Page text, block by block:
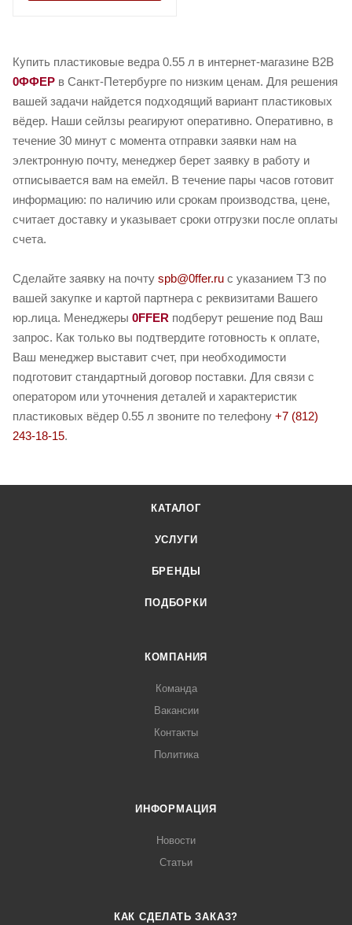
Купить пластиковые ведра 0.55 л в интернет-магазине B2B
0ФФЕР в Санкт-Петербурге по низким ценам. Для решения
вашей задачи найдется подходящий вариант пластиковых
вёдер. Наши сейлзы реагируют оперативно. Оперативно, в
течение 30 минут с момента отправки заявки нам на
электронную почту, менеджер берет заявку в работу и
отписывается вам на емейл. В течение пары часов готовит
информацию: по наличию или срокам производства, цене,
считает доставку и указывает сроки отгрузки после оплаты
счета.
Сделайте заявку на почту spb@0ffer.ru с указанием ТЗ по
вашей закупке и картой партнера с реквизитами Вашего
юр.лица. Менеджеры 0FFER подберут решение под Ваш
запрос. Как только вы подтвердите готовность к оплате,
Ваш менеджер выставит счет, при необходимости
подготовит стандартный договор поставки. Для связи с
оператором или уточнения деталей и характеристик
пластиковых вёдер 0.55 л звоните по телефону +7 (812)
243-18-15.
КАТАЛОГ
УСЛУГИ
БРЕНДЫ
ПОДБОРКИ
КОМПАНИЯ
Команда
Вакансии
Контакты
Политика
ИНФОРМАЦИЯ
Новости
Статьи
КАК СДЕЛАТЬ ЗАКАЗ?